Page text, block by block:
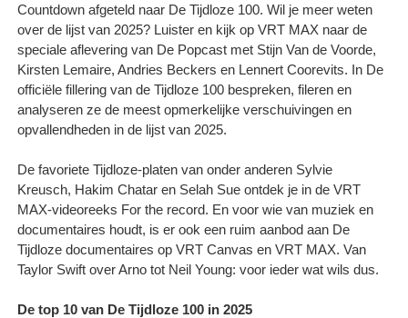
Countdown afgeteld naar De Tijdloze 100. Wil je meer weten
over de lijst van 2025? Luister en kijk op VRT MAX naar de
speciale aflevering van De Popcast met Stijn Van de Voorde,
Kirsten Lemaire, Andries Beckers en Lennert Coorevits. In De
officiële fillering van de Tijdloze 100 bespreken, fileren en
analyseren ze de meest opmerkelijke verschuivingen en
opvallendheden in de lijst van 2025.
De favoriete Tijdloze-platen van onder anderen Sylvie
Kreusch, Hakim Chatar en Selah Sue ontdek je in de VRT
MAX-videoreeks For the record. En voor wie van muziek en
documentaires houdt, is er ook een ruim aanbod aan De
Tijdloze documentaires op VRT Canvas en VRT MAX. Van
Taylor Swift over Arno tot Neil Young: voor ieder wat wils dus.
De top 10 van De Tijdloze 100 in 2025